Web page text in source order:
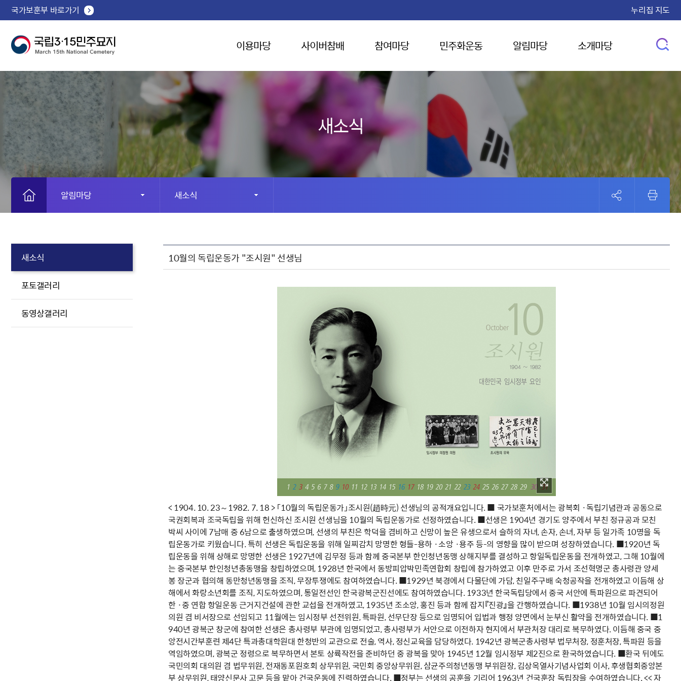
국가보훈부 바로가기 누리집 지도
이용마당 사이버참배 참여마당 민주화운동 알림마당 소개마당
새소식
알림마당 새소식
새소식
포토갤러리
동영상갤러리
10월의 독립운동가 "조시원" 선생님
< 1904. 10. 23～1982. 7. 18 > 「10월의 독립운동가」조시원(趙時元) 선생님의 공적개요입니다. ■ 국가보훈처에서는 광복회 ·독립기념관과 공동으로
국권회복과 조국독립을 위해 헌신하신 조시원 선생님을 10월의 독립운동가로 선정하였습니다. ■선생은 1904년 경기도 양주에서 부친 정규공과 모친
박씨 사이에 7남매 중 6남으로 출생하였으며, 선생의 부친은 학덕을 겸비하고 신망이 높은 유생으로서 슬하의 자녀, 손자, 손녀, 자부 등 일가족 10명을 독
립운동가로 키웠습니다. 특히 선생은 독립운동을 위해 일찌감치 망명한 형들-용하 ·소앙 ·용주 등-의 영향을 많이 받으며 성장하였습니다. ■1920년 독
립운동을 위해 상해로 망명한 선생은 1927년에 김무정 등과 함께 중국본부 한인청년동맹 상해지부를 결성하고 항일독립운동을 전개하였고, 그해 10월에
는 중국본부 한인청년총동맹을 창립하였으며, 1928년 한국에서 동방피압박민족연합회 창립에 참가하였고 이후 만주로 가서 조선혁명군 총사령관 양세
봉 장군과 협의해 동만청년동맹을 조직, 무장투쟁에도 참여하였습니다. ■1929년 북경에서 다물단에 가담, 친일주구배 숙청공작을 전개하였고 이듬해 상
해에서 화랑소년회를 조직, 지도하였으며, 통일전선인 한국광복군진선에도 참여하였습니다. 1933년 한국독립당에서 중국 서안에 특파원으로 파견되어
한 ·중 연합 항일운동 근거지건설에 관한 교섭을 전개하였고, 1935년 조소앙, 홍진 등과 함께 잡지『진광』을 간행하였습니다. ■1938년 10월 임시의정원
의원 겸 비서장으로 선임되고 11월에는 임시정부 선전위원, 특파원, 선무단장 등으로 임명되어 입법과 행정 양면에서 눈부신 활약을 전개하였습니다. ■1
940년 광복군 창군에 참여한 선생은 총사령부 부관에 임명되었고, 총사령부가 서안으로 이전하자 현지에서 부관처장 대리로 복무하였다. 이듬해 중국 중
앙전시간부훈련 제4단 특과총대학원대 한청반의 교관으로 전술, 역사, 정신교육을 담당하였다. 1942년 광복군총사령부 법무처장, 정훈처장, 특파원 등을
역임하였으며, 광복군 정령으로 복무하면서 본토 상륙작전을 준비하던 중 광복을 맞아 1945년 12월 임시정부 제2진으로 환국하였습니다. ■환국 뒤에도
국민의회 대의원 겸 법무위원, 전재동포원호회 상무위원, 국민회 중앙상무위원, 삼균주의청년동맹 부위원장, 김상옥열사기념사업회 이사, 후생협회중앙본
부 상무위원, 태양신문사 고문 등을 맡아 건국운동에 진력하였습니다. ■정부는 선생의 공훈을 기리어 1963년 건국훈장 독립장을 수여하였습니다. << 자